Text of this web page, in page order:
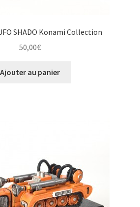
SHADO Konami Collection
50,00€
Ajouter au panier